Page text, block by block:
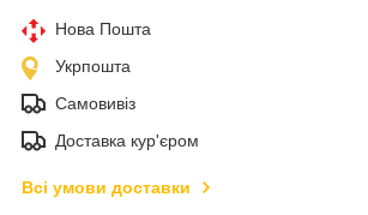
Нова Пошта
Укрпошта
Самовивіз
Доставка кур'єром
Всі умови доставки